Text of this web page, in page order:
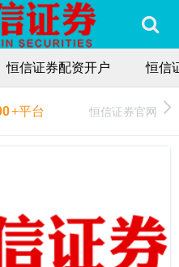
恒信证券配资开户 恒信
+平台 恒信证券官网